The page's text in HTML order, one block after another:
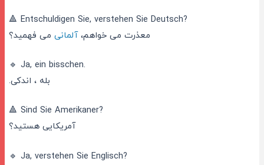
🔺 Entschuldigen Sie, verstehen Sie Deutsch?
معذرت می خواهم،آلمانیمی فهمید؟
🔹 Ja, ein bisschen.
بله ، اندکی.
🔺 Sind Sie Amerikaner?
آمریکایی هستید؟
🔹 Ja, verstehen Sie Englisch?